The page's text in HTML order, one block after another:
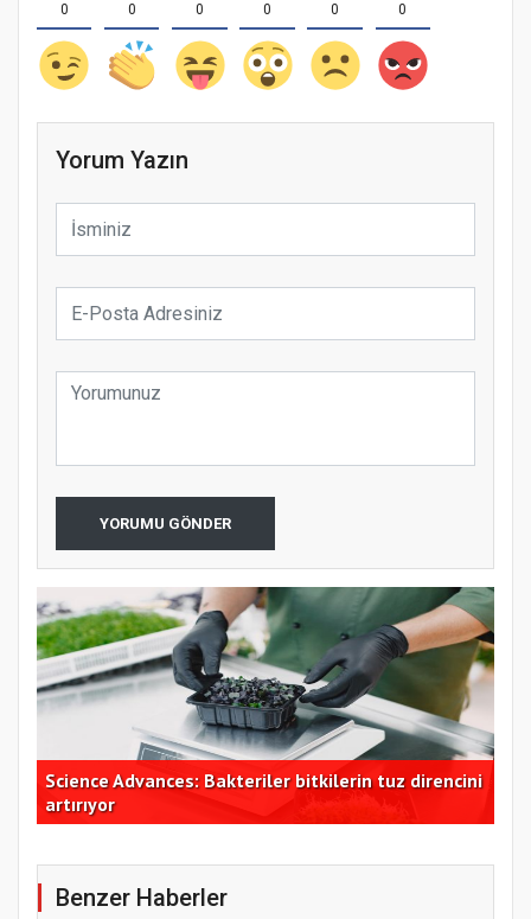
0 0 0 0 0 0
Yorum Yazın
YORUMU GÖNDER
Science Advances: Bakteriler bitkilerin tuz direncini
artırıyor
Benzer Haberler